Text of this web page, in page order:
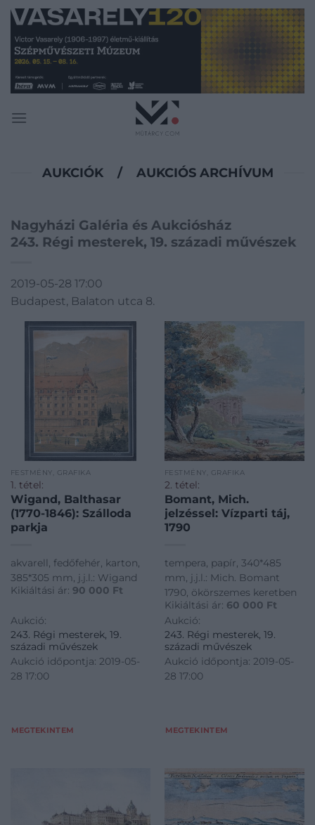
Skip
content
AUKCIÓK / AUKCIÓS ARCHÍVUM
Nagyházi Galéria és Aukciósház
243. Régi mesterek, 19. századi művészek
2019-05-28 17:00
Budapest, Balaton utca 8.
FESTMÉNY, GRAFIKA
1. tétel:
Wigand, Balthasar
(1770-1846): Szálloda
parkja
akvarell, fedőfehér, karton,
385*305 mm, j.j.l.: Wigand
Kikiáltási ár: 90 000 Ft
Aukció:
243. Régi mesterek, 19.
századi művészek
Aukció időpontja: 2019-05-
28 17:00
MEGTEKINTEM
FESTMÉNY, GRAFIKA
2. tétel:
Bomant, Mich.
jelzéssel: Vízparti táj,
1790
tempera, papír, 340*485
mm, j.j.l.: Mich. Bomant
1790, ökörszemes keretben
Kikiáltási ár: 60 000 Ft
Aukció:
243. Régi mesterek, 19.
századi művészek
Aukció időpontja: 2019-05-
28 17:00
MEGTEKINTEM